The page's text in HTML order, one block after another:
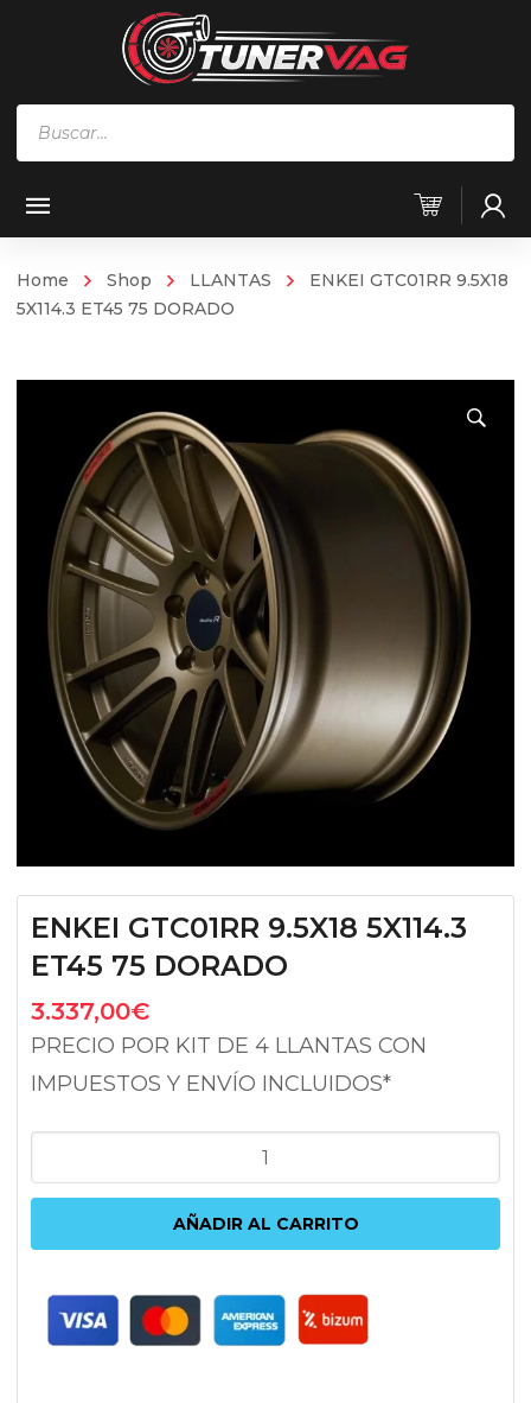
Home Shop LLANTAS
ENKEI GTC01RR 9.5X18
5X114.3 ET45 75 DORADO
ENKEI GTC01RR 9.5X18 5X114.3
ET45 75 DORADO
3.337,00€
PRECIO POR KIT DE 4 LLANTAS CON
IMPUESTOS Y ENVÍO INCLUIDOS*
GTC01RR
5X114.3
DORADO
AÑADIR AL CARRITO